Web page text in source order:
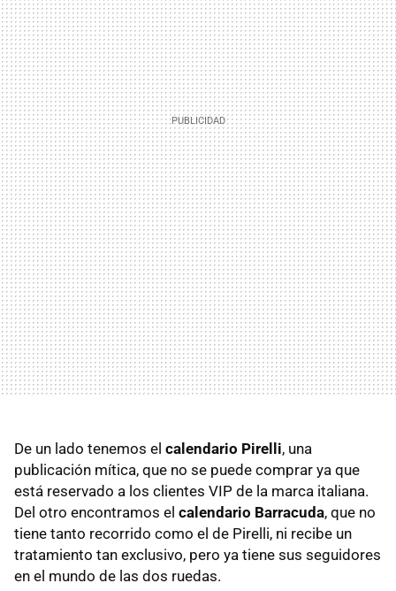
De un lado tenemos el calendario Pirelli, una
publicación mítica, que no se puede comprar ya que
está reservado a los clientes VIP de la marca italiana.
Del otro encontramos el calendario Barracuda, que no
tiene tanto recorrido como el de Pirelli, ni recibe un
tratamiento tan exclusivo, pero ya tiene sus seguidores
en el mundo de las dos ruedas.